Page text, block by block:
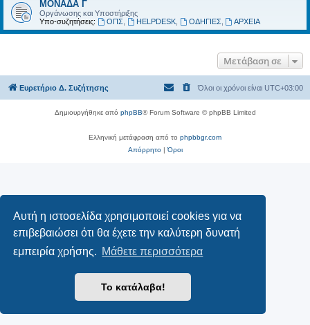
Αυτή η ιστοσελίδα χρησιμοποιεί cookies για να
επιβεβαιώσει ότι θα έχετε την καλύτερη δυνατή
εμπειρία χρήσης. Μάθετε περισσότερα
Το κατάλαβα!
ΜΟΝΑΔΑ Γ
Οργάνωσης και Υποστήριξης
Υπο-συζητήσεις:
ΟΠΣ HELPDESK, ΟΔΗΓΙΕΣ ΑΡΧΕΙΑ
Μετάβαση σε
Ευρετήριο Δ. Συζήτησης Όλοι οι χρόνοι είναι UTC+03:00
Δημιουργήθηκε από phpBB® Forum Software © phpBB Limited
Ελληνική μετάφραση από το phpbbgr.com
Απόρρητο|Όροι